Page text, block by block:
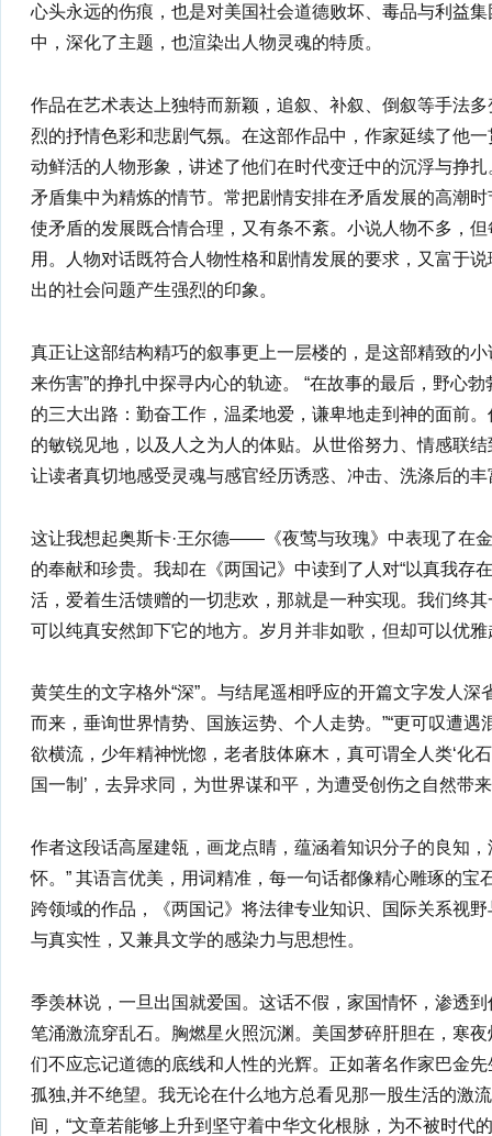
心头永远的伤痕，也是对美国社会道德败坏、毒品与利益
中，深化了主题，也渲染出人物灵魂的特质。
作品在艺术表达上独特而新颖，追叙、补叙、倒叙等手法
烈的抒情色彩和悲剧气氛。在这部作品中，作家延续了他
动鲜活的人物形象，讲述了他们在时代变迁中的沉浮与挣
矛盾集中为精炼的情节。常把剧情安排在矛盾发展的高潮
使矛盾的发展既合情合理，又有条不紊。小说人物不多，
用。人物对话既符合人物性格和剧情发展的要求，又富于
出的社会问题产生强烈的印象。
真正让这部结构精巧的叙事更上一层楼的，是这部精致的
来伤害”的挣扎中探寻内心的轨迹。 “在故事的最后，野心
的三大出路：勤奋工作，温柔地爱，谦卑地走到神的面前
的敏锐见地，以及人之为人的体贴。从世俗努力、情感联
让读者真切地感受灵魂与感官经历诱惑、冲击、洗涤后的
这让我想起奥斯卡·王尔德——《夜莺与玫瑰》中表现了在
的奉献和珍贵。我却在《两国记》中读到了人对“以真我
活，爱着生活馈赠的一切悲欢，那就是一种实现。我们终
可以纯真安然卸下它的地方。岁月并非如歌，但却可以优雅
黄笑生的文字格外“深”。与结尾遥相呼应的开篇文字发人
而来，垂询世界情势、国族运势、个人走势。”“更可叹遭
欲横流，少年精神恍惚，老者肢体麻木，真可谓全人类‘化
国一制’，去异求同，为世界谋和平，为遭受创伤之自然带
作者这段话高屋建瓴，画龙点睛，蕴涵着知识分子的良知
怀。” 其语言优美，用词精准，每一句话都像精心雕琢的
跨领域的作品，《两国记》将法律专业知识、国际关系视
与真实性，又兼具文学的感染力与思想性。
季羡林说，一旦出国就爱国。这话不假，家国情怀，渗透
笔涌激流穿乱石。胸燃星火照沉渊。美国梦碎肝胆在，寒
们不应忘记道德的底线和人性的光辉。正如著名作家巴金
孤独,并不绝望。我无论在什么地方总看见那一股生活的激
间，“文章若能够上升到坚守着中华文化根脉，为不被时代